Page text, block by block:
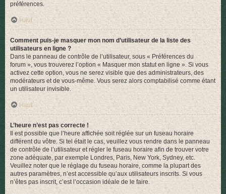
préférences.
Haut
Comment puis-je masquer mon nom d’utilisateur de la liste des
utilisateurs en ligne ?
Dans le panneau de contrôle de l’utilisateur, sous « Préférences du
forum », vous trouverez l’option « Masquer mon statut en ligne ». Si vous
activez cette option, vous ne serez visible que des administrateurs, des
modérateurs et de vous-même. Vous serez alors comptabilisé comme étant
un utilisateur invisible.
Haut
L’heure n’est pas correcte !
Il est possible que l’heure affichée soit réglée sur un fuseau horaire
différent du vôtre. Si tel était le cas, veuillez vous rendre dans le panneau
de contrôle de l’utilisateur et régler le fuseau horaire afin de trouver votre
zone adéquate, par exemple Londres, Paris, New York, Sydney, etc.
Veuillez noter que le réglage du fuseau horaire, comme la plupart des
autres paramètres, n’est accessible qu’aux utilisateurs inscrits. Si vous
n’êtes pas inscrit, c’est l’occasion idéale de le faire.